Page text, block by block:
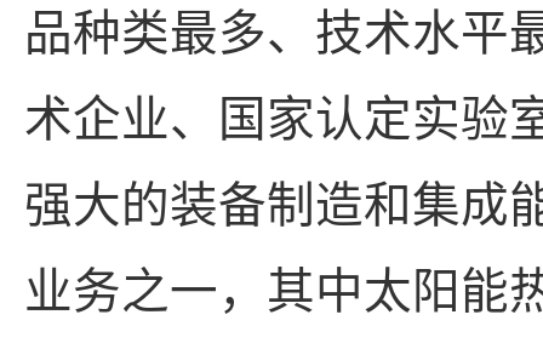
品种类最多、技术水平
术企业、国家认定实验
强大的装备制造和集成
业务之一，其中太阳能